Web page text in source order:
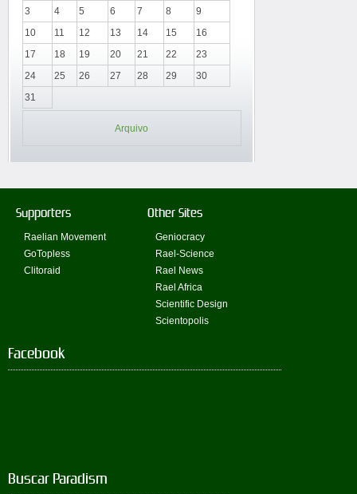
3
4 5 6 7 8
9
10
11 12 13 14 15
16
17
18 19 20 21 22
23
24
25 26 27 28 29
30
31
Arquivo
Supporters
Raelian Movement
GoTopless
Clitoraid
Other Sites
Geniocracy
Rael-Science
Rael News
Rael Africa
Scientific Design
Scientopolis
Facebook
Buscar Paradism